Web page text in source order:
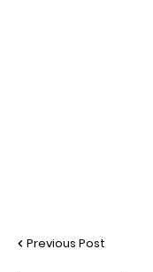
Previous Post